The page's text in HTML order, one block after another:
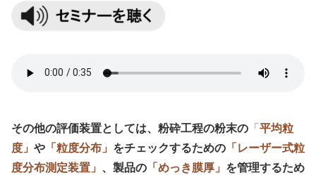
その他の評価装置としては、粉砕工程の粉末の 「 平均粒
度」 や 「粒度分布」 をチェックするための 「レーザー式粒
度分布測定装置」 、製品の 「めっき膜厚」 を管理するため